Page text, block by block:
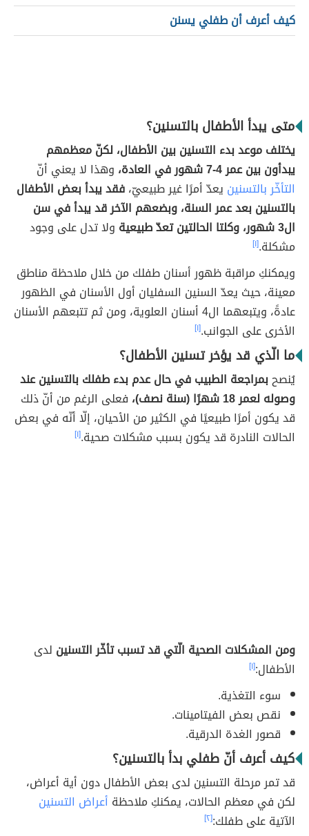
كيف أعرف أن طفلي يسنن
متى يبدأ الأطفال بالتسنين؟
يختلف موعد بدء التسنين بين الأطفال، لكنّ معظمهم
يبدأون بين عمر 4-7 شهور في العادة،
وهذا لا يعني أنّ
التأخّر بالتسنين يعدّ أمرًا غير طبيعيّ،فقد يبدأ بعض الأطفال
بالتسنين بعد عمر السنة، وبضعهم الآخر قد يبدأ في سن
ال3 شهور، وكلتا الحالتين تعدّ طبيعية
ولا تدل على وجود
مشكلة.[١]
ويمكنكِ مراقبة ظهور أسنان طفلك من خلال ملاحظة مناطق
معينة، حيث يعدّ السنين السفليان أول الأسنان في الظهور
عادةً، ويتبعهما ال4 أسنان العلوية، ومن ثم تتبعهم الأسنان
الأخرى على الجوانب.[١]
ما الّذي قد يؤخر تسنين الأطفال؟
يُنصحبمراجعة الطبيب في حال عدم بدء طفلك بالتسنين عند
وصوله لعمر 18 شهرًا (سنة نصف)،
فعلى الرغم من أنّ ذلك
قد يكون أمرًا طبيعيًا في الكثير من الأحيان، إلّا أنّه في بعض
الحالات النادرة قد يكون بسبب مشكلات صحية.[١]
ومن المشكلات الصحية الّتي قد تسبب تأخّر التسنين لدى
الأطفال:[١]
سوء التغذية.
نقص بعض الفيتامينات.
قصور الغدة الدرقية.
كيف أعرف أنّ طفلي بدأ بالتسنين؟
قد تمر مرحلة التسنين لدى بعض الأطفال دون أية أعراض،
لكن في معظم الحالات، يمكنكِ ملاحظة أعراض التسنين
الآتية على طفلك:[٢]